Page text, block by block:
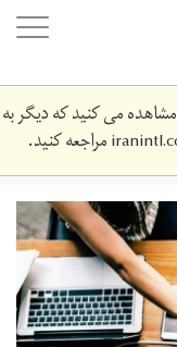
می کنید که دیگر به
مراجعه کنید.